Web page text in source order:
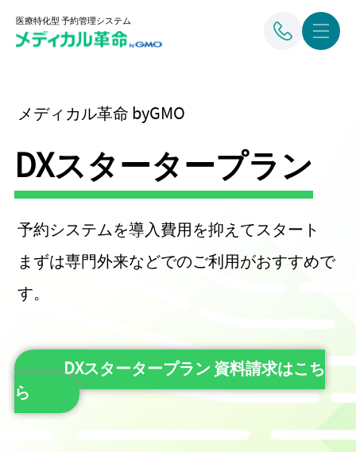
医療特化型 予約管理システム
メディカル革命 byGMO
DXスタータープラン
予約システムを導入費用を抑えてスタート
まずは専門外来などでのご利用がおすすめで
す。
DXスタータープラン 資料請求はこち
ら